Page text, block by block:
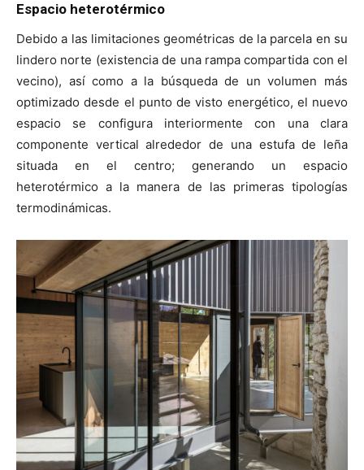
Espacio heterotérmico
Debido a las limitaciones geométricas de la parcela en su
lindero norte (existencia de una rampa compartida con el
vecino), así como a la búsqueda de un volumen más
optimizado desde el punto de visto energético, el nuevo
espacio se configura interiormente con una clara
componente vertical alrededor de una estufa de leña
situada en el centro; generando un espacio
heterotérmico a la manera de las primeras tipologías
termodinámicas.